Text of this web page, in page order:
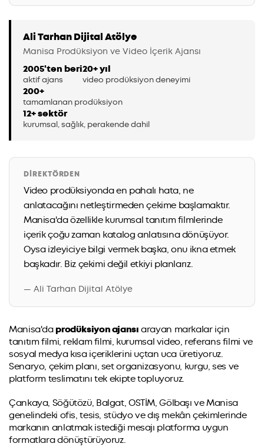
Ali Tarhan Dijital Atölye
Manisa Prodüksiyon ve Video İçerik Ajansı
2005'ten beri
aktif ajans
20+ yıl
video prodüksiyon deneyimi
200+
tamamlanan prodüksiyon
12+ sektör
kurumsal, sağlık, perakende dahil
DIREKTÖRDEN
Video prodüksiyonda en pahalı hata, ne
anlatacağını netleştirmeden çekime başlamaktır.
Manisa'da özellikle kurumsal tanıtım filmlerinde
içerik çoğu zaman katalog anlatısına dönüşüyor.
Oysa izleyiciye bilgi vermek başka, onu ikna etmek
başkadır. Biz çekimi değil etkiyi planlarız.
— Ali Tarhan Dijital Atölye
Manisa'daprodüksiyon ajansı arayan markalar için
tanıtım filmi, reklam filmi, kurumsal video, referans filmi ve
sosyal medya kısa içeriklerini uçtan uca üretiyoruz.
Senaryo, çekim planı, set organizasyonu, kurgu, ses ve
platform teslimatını tek ekipte topluyoruz.
Çankaya, Söğütözü, Balgat, OSTİM, Gölbaşı ve Manisa
genelindeki ofis, tesis, stüdyo ve dış mekân çekimlerinde
markanın anlatmak istediği mesajı platforma uygun
formatlara dönüştürüyoruz.